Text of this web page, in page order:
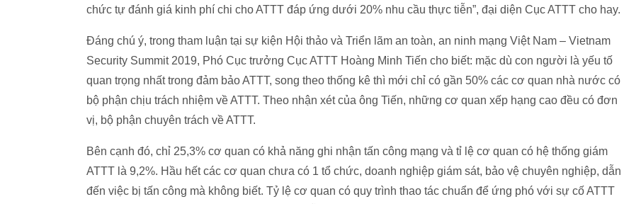
chức tự đánh giá kinh phí chi cho ATTT đáp ứng dưới 20% nhu cầu thực tiễn”, đại diện Cục ATTT cho hay.
Đáng chú ý, trong tham luận tại sự kiện Hội thảo và Triển lãm an toàn, an ninh mạng Việt Nam – Vietnam
Security Summit 2019, Phó Cục trưởng Cục ATTT Hoàng Minh Tiến cho biết: mặc dù con người là yếu tố
quan trọng nhất trong đảm bảo ATTT, song theo thống kê thì mới chỉ có gần 50% các cơ quan nhà nước có
bộ phận chịu trách nhiệm về ATTT. Theo nhận xét của ông Tiến, những cơ quan xếp hạng cao đều có đơn
vị, bộ phận chuyên trách về ATTT.
Bên cạnh đó, chỉ 25,3% cơ quan có khả năng ghi nhận tấn công mạng và tỉ lệ cơ quan có hệ thống giám
ATTT là 9,2%. Hầu hết các cơ quan chưa có 1 tổ chức, doanh nghiệp giám sát, bảo vệ chuyên nghiệp, dẫn
đến việc bị tấn công mà không biết. Tỷ lệ cơ quan có quy trình thao tác chuẩn để ứng phó với sự cố ATTT